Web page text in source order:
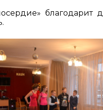
благодарит